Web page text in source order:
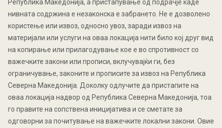
Република Македонија, а пристапување од подрачје каде
нивната содржина е незаконска е забрането. Не е дозволено
користење или извоз, односно увоз, заради извоз на
материјали или услуги на оваа локација нити било кој друг вид
на копирање или прилагодување кое е во спротивност со
важечките закони или прописи, вклучувајќи ги, без
ограничување, законите и прописите за извоз на Република
Северна Македонија. Доколку одлучите да пристапите на
оваа локација надвор од Република Северна Македонија, тоа
го правите на сопствена иницијатива и се сметате за
одговорни за почитување на важечките локални закони. Овие